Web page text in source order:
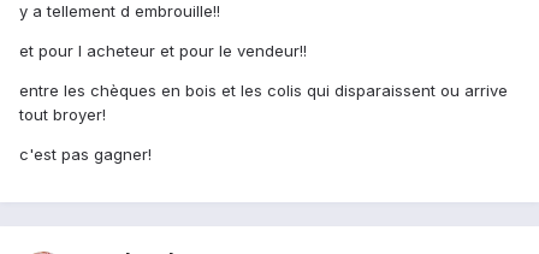
y a tellement d embrouille!!
et pour l acheteur et pour le vendeur!!
entre les chèques en bois et les colis qui disparaissent ou arrive
tout broyer!
c'est pas gagner!